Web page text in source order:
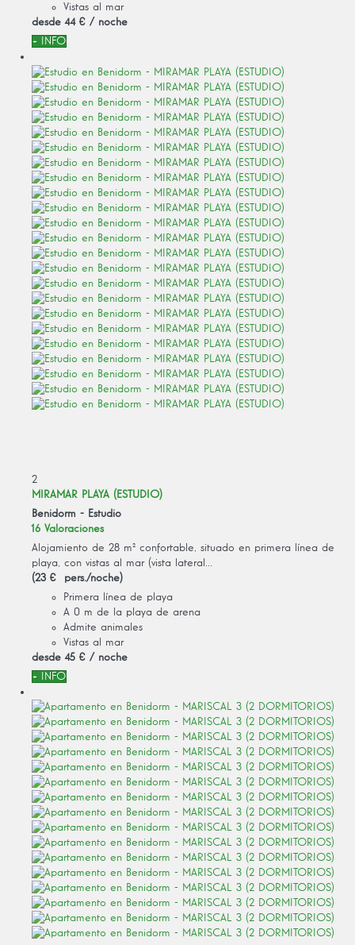
Vistas al mar
desde 44 € / noche
+ INFO
2
MIRAMAR PLAYA (ESTUDIO)
Benidorm - Estudio
16 Valoraciones
Alojamiento de 28 m² confortable, situado en primera línea de
playa, con vistas al mar (vista lateral...
(23 € pers./noche)
Primera línea de playa
A 0 m de la playa de arena
Admite animales
Vistas al mar
desde 45 € / noche
+ INFO